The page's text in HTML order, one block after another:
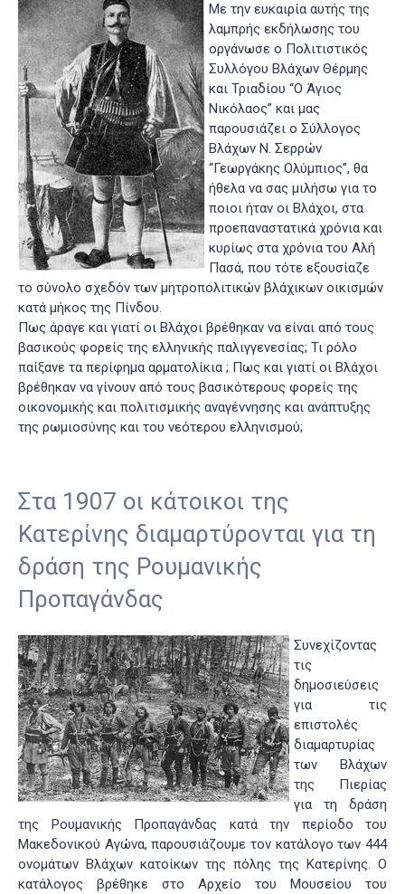
Με την ευκαιρία αυτής της
λαμπρής εκδήλωσης του
οργάνωσε ο Πολιτιστικός
Συλλόγου Βλάχων Θέρμης
και Τριαδίου “Ο Άγιος
Νικόλαος” και μας
παρουσιάζει ο Σύλλογος
Βλάχων Ν. Σερρών
“Γεωργάκης Ολύμπιος”, θα
ήθελα να σας μιλήσω για το
ποιοι ήταν οι Βλάχοι, στα
προεπαναστατικά χρόνια και
κυρίως στα χρόνια του Αλή
Πασά, που τότε εξουσίαζε
το σύνολο σχεδόν των μητροπολιτικών βλάχικων οικισμών
κατά μήκος της Πίνδου.
Πως άραγε και γιατί οι Βλάχοι βρέθηκαν να είναι από τους
βασικούς φορείς της ελληνικής παλιγγενεσίας; Τι ρόλο
παίξανε τα περίφημα αρματολίκια ; Πως και γιατί οι Βλάχοι
βρέθηκαν να γίνουν από τους βασικότερους φορείς της
οικονομικής και πολιτισμικής αναγέννησης και ανάπτυξης
της ρωμιοσύνης και του νεότερου ελληνισμού;
Στα 1907 οι κάτοικοι της
Κατερίνης διαμαρτύρονται για τη
δράση της Ρουμανικής
Προπαγάνδας
Συνεχίζοντας
τις
δημοσιεύσεις
για τις
επιστολές
διαμαρτυρίας
των Βλάχων
της Πιερίας
για τη δράση
της Ρουμανικής Προπαγάνδας κατά την περίοδο του
Μακεδονικού Αγώνα, παρουσιάζουμε τον κατάλογο των 444
ονομάτων Βλάχων κατοίκων της πόλης της Κατερίνης. Ο
κατάλογος βρέθηκε στο Αρχείο του Μουσείου του